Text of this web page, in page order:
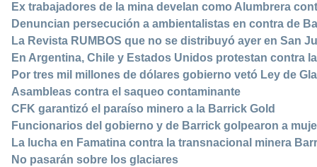
Ex trabajadores de la mina develan como Alumbrera
Denuncian persecución a ambientalistas en contra de
La Revista RUMBOS que no se distribuyó ayer en San
En Argentina, Chile y Estados Unidos protestan contra
Por tres mil millones de dólares gobierno vetó Ley de
Asambleas contra el saqueo contaminante
CFK garantizó el paraíso minero a la Barrick Gold
Funcionarios del gobierno y de Barrick golpearon a
La lucha en Famatina contra la transnacional minera
No pasarán sobre los glaciares